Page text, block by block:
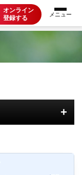
オンライン
登録する
+